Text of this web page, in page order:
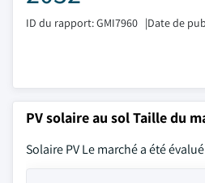
ID du rapport: GMI7960 |Date de
PV solaire au sol Taille du
Solaire PV Le marché a été